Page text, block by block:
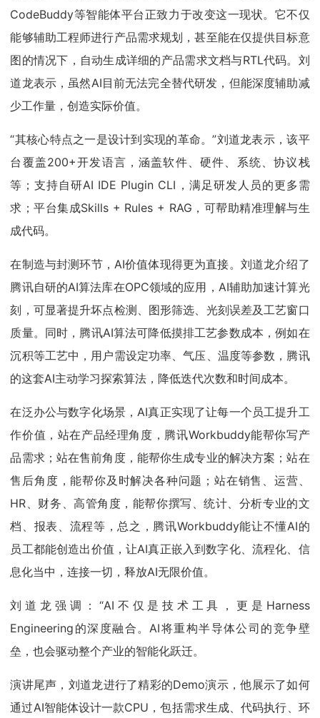
CodeBuddy等智能体平台正致力于改变这一现状。它不仅
能够辅助工程师进行产品需求规划，甚至能在仅提供目标意
图的情况下，自动生成详细的产品需求文档与RTL代码。刘
道龙表示，虽然AI目前无法完全替代研发，但能深度辅助减
少工作量，创造实际价值。
“其核心特点之一是设计到实现的革命。”刘道龙表示，该平
台覆盖200+开发语言，涵盖软件、硬件、系统、协议栈
等；支持自研AI IDE Plugin CLI，满足研发人员的更多需
求；平台集成Skills + Rules + RAG，可帮助精准理解与生
成代码。
在制造与封测环节，AI价值体现得更为直接。刘道龙介绍了
腾讯自研的AI算法库在OPC领域的应用，AI辅助加速计算光
刻，可显著提升坏点检测、图形筛选、光刻误差及工艺窗口
质量。同时，腾讯AI算法可降低摸排工艺参数成本，例如在
沉积等工艺中，用户需设定功率、气压、温度等参数，腾讯
的这套AI主动学习探索算法，降低迭代次数和时间成本。
在泛办公与数字化场景，AI真正实现了让每一个员工提升工
作价值，站在产品经理角度，腾讯Workbuddy能帮你写产
品需求；站在售前角度，能帮你生成专业的解决方案；站在
售后角度，能帮你及时解决各种问题；站在销售、运营、
HR、财务、高管角度，能帮你撰写、统计、分析专业的文
档、报表、流程等，总之，腾讯Workbuddy能让不懂AI的
员工都能创造出价值，让AI真正嵌入到数字化、流程化、信
息化当中，连接一切，释放AI无限价值。
刘道龙强调：“AI不仅是技术工具，更是Harness
Engineering的深度融合。AI将重构半导体公司的竞争壁
垒，也会驱动整个产业的智能化跃迁。
演讲尾声，刘道龙进行了精彩的Demo演示，他展示了如何
通过AI智能体设计一款CPU，包括需求生成、代码执行、环